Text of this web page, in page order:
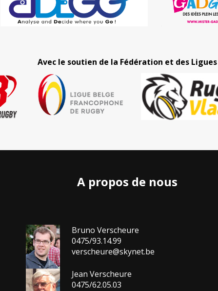
Avec le soutien de la Fédération et des Ligues
A propos de nous
Bruno Verscheure
0475/93.14.99
verscheure@skynet.be
Jean Verscheure
0475/62.05.03